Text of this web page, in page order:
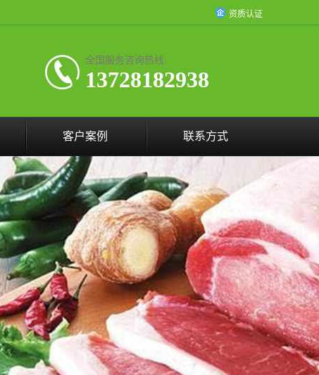
资质认证
全国服务咨询热线:
13728182938
客户案例 联系方式